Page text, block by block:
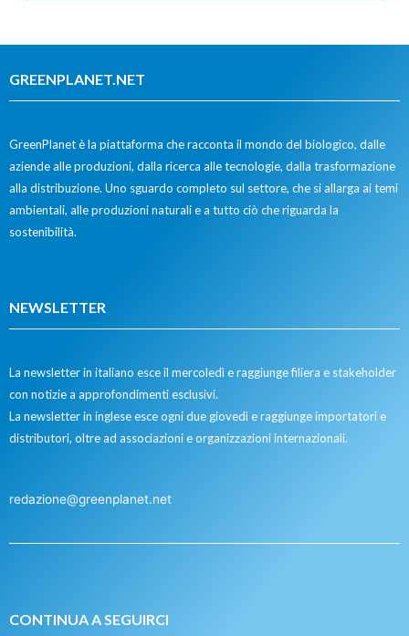
GREENPLANET.NET
GreenPlanet è la piattaforma che racconta il mondo del biologico, dalle
aziende alle produzioni, dalla ricerca alle tecnologie, dalla trasformazione
alla distribuzione. Uno sguardo completo sul settore, che si allarga ai temi
ambientali, alle produzioni naturali e a tutto ciò che riguarda la
sostenibilità.
NEWSLETTER
La newsletter in italiano esce il mercoledì e raggiunge filiera e stakeholder
con notizie a approfondimenti esclusivi.
La newsletter in inglese esce ogni due giovedì e raggiunge importatori e
distributori, oltre ad associazioni e organizzazioni internazionali.
redazione@greenplanet.net
CONTINUA A SEGUIRCI